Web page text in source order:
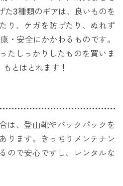
た3種類のギアは、良いものを
り、ケガを防げたり、ぬれず
・安全にかかわるものです。
たしっかりしたものを買いま
とはとれます！
は、登山靴やバックパックを
ります。きっちりメンテナン
ので安心ですし、レンタルな